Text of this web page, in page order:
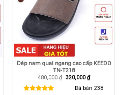
Dép nam quai ngang cao cấp KEEDO
TN-T218
480,000₫ Giá
320,000₫Giá
hiện
tại
Đã bán 238